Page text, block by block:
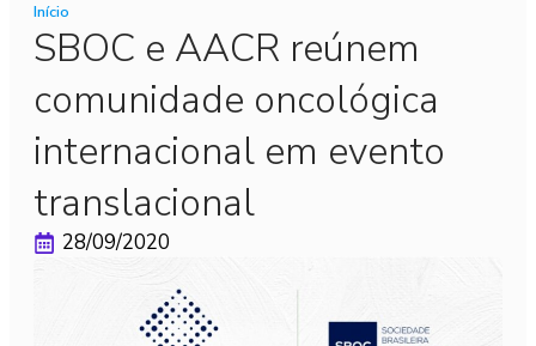
Início
SBOC e AACR reúnem
comunidade oncológica
internacional em evento
translacional
28/09/2020